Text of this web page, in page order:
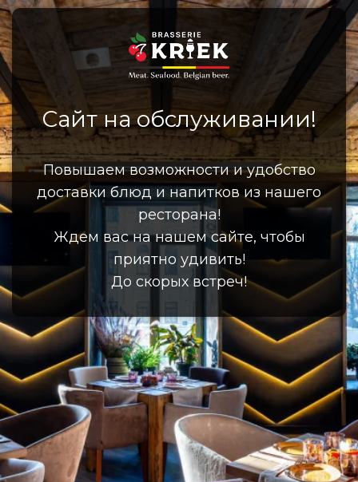
Сайт на обслуживании!
Повышаем возможности и удобство
доставки блюд и напитков из нашего
ресторана!
Ждем вас на нашем сайте, чтобы
приятно удивить!
До скорых встреч!